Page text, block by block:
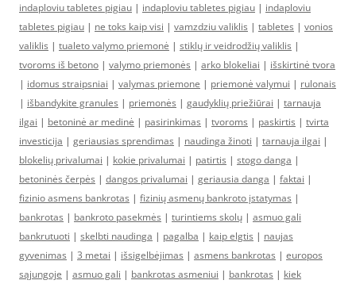
indaploviu tabletes pigiau | indaploviu tabletes pigiau | indaploviu
tabletes pigiau | ne toks kaip visi | vamzdziu valiklis | tabletes | vonios
valiklis | tualeto valymo priemonė | stiklų ir veidrodžių valiklis |
tvoroms iš betono | valymo priemonės | arko blokeliai | išskirtinė tvora
| idomus straipsniai | valymas priemone | priemonė valymui | rulonais
| išbandykite granules | priemonės | gaudyklių priežiūrai | tarnauja
ilgai | betoninė ar medinė | pasirinkimas | tvoroms | paskirtis | tvirta
investicija | geriausias sprendimas | naudinga žinoti | tarnauja ilgai |
blokelių privalumai | kokie privalumai | patirtis | stogo danga |
betoninės čerpės | dangos privalumai | geriausia danga | faktai |
fizinio asmens bankrotas | fizinių asmenų bankroto įstatymas |
bankrotas | bankroto pasekmės | turintiems skolų | asmuo gali
bankrutuoti | skelbti naudinga | pagalba | kaip elgtis | naujas
gyvenimas | 3 metai | išsigelbėjimas | asmens bankrotas | europos
sąjungoje | asmuo gali | bankrotas asmeniui | bankrotas | kiek